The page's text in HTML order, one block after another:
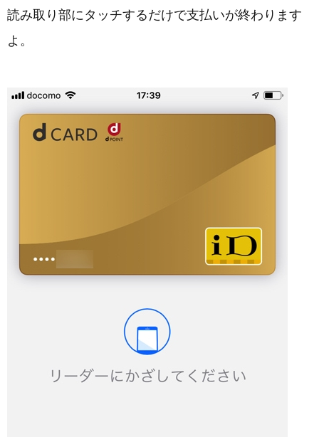
読み取り部にタッチするだけで支払いが終わります
よ。